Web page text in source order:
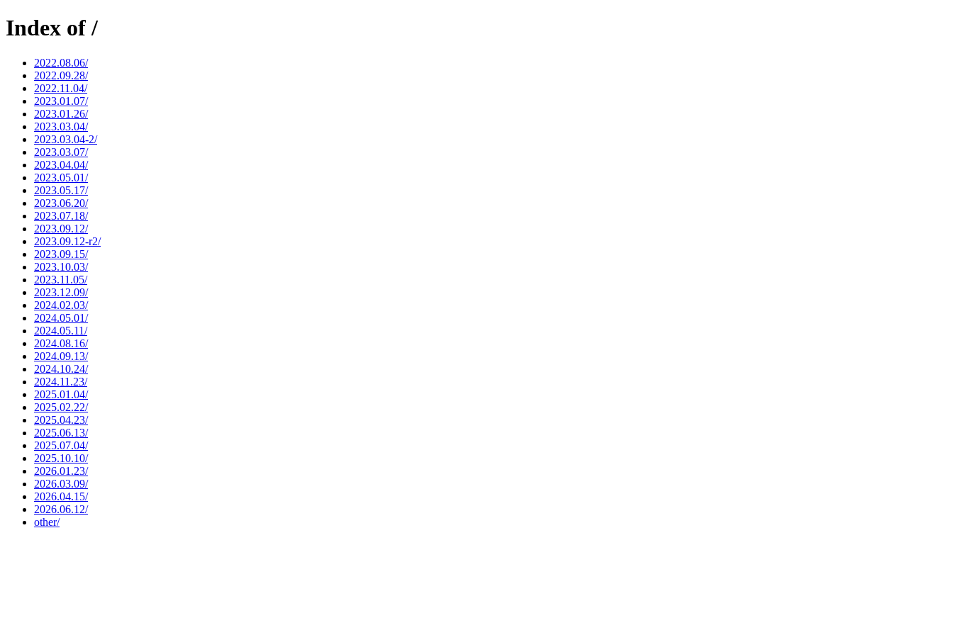
Index of /
2022.08.06/
2022.09.28/
2022.11.04/
2023.01.07/
2023.01.26/
2023.03.04/
2023.03.04-2/
2023.03.07/
2023.04.04/
2023.05.01/
2023.05.17/
2023.06.20/
2023.07.18/
2023.09.12/
2023.09.12-r2/
2023.09.15/
2023.10.03/
2023.11.05/
2023.12.09/
2024.02.03/
2024.05.01/
2024.05.11/
2024.08.16/
2024.09.13/
2024.10.24/
2024.11.23/
2025.01.04/
2025.02.22/
2025.04.23/
2025.06.13/
2025.07.04/
2025.10.10/
2026.01.23/
2026.03.09/
2026.04.15/
2026.06.12/
other/